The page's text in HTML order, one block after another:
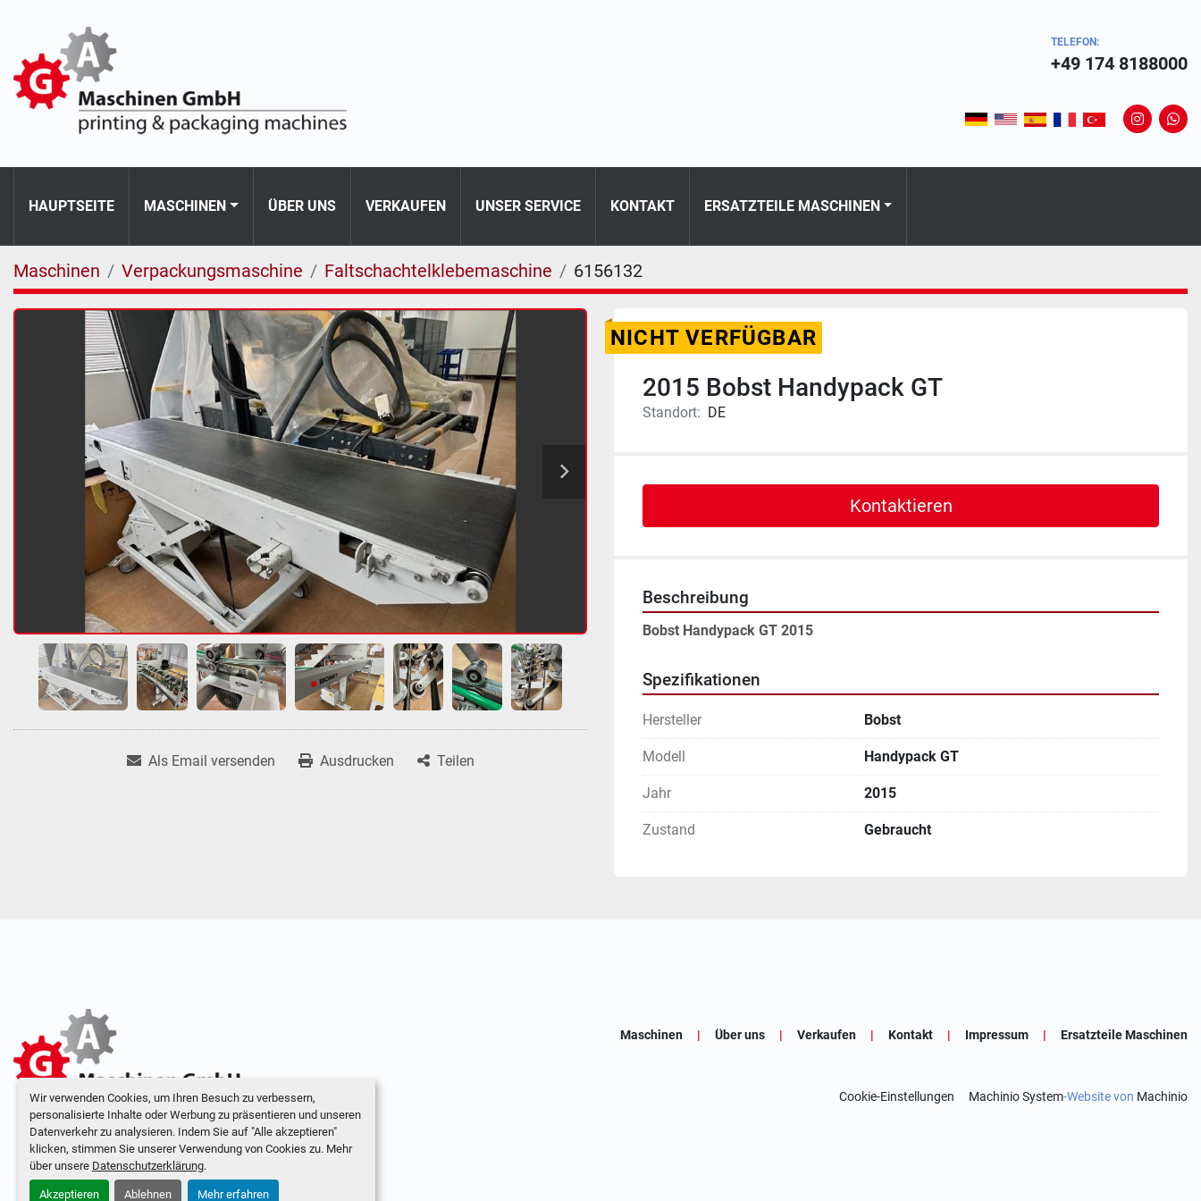
Wir verwenden Cookies, um Ihren Besuch zu verbessern,
personalisierte Inhalte oder Werbung zu präsentieren und unseren
Datenverkehr zu analysieren. Indem Sie auf "Alle akzeptieren"
klicken, stimmen Sie unserer Verwendung von Cookies zu. Mehr
über unsere Datenschutzerklärung.
Akzeptieren Ablehnen Mehr erfahren
TELEFON:
+49 174 8188000
instagram
HAUPTSEITE MASCHINEN ÜBER UNS VERKAUFEN UNSER SERVICE KONTAKT ERSATZTEILE MASCHINEN
Maschinen Verpackungsmaschine Faltschachtelklebemaschine 6156132
Als Email versenden Ausdrucken Teilen
NICHT VERFÜGBAR
2015 Bobst Handypack GT
Standort: DE
Kontaktieren
Beschreibung
Bobst Handypack GT 2015
Spezifikationen
Hersteller Bobst
Modell Handypack GT
Jahr 2015
Zustand Gebraucht
Maschinen Über uns Verkaufen Kontakt Impressum Ersatzteile Maschinen
Cookie-Einstellungen Machinio System-Website von Machinio